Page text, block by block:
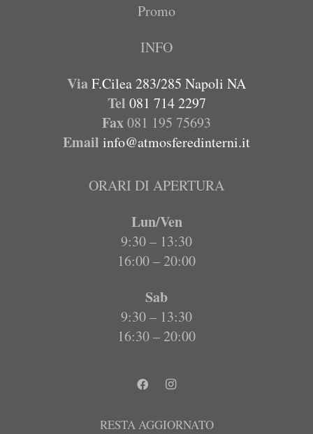
Promo
INFO
ViaF.Cilea 283/285 Napoli NA
Tel 081 714 2297
Fax081 195 75693
Email info@atmosferedinterni.it
ORARI DI APERTURA
Lun/Ven
9:30 – 13:30
16:00 – 20:00
Sab
9:30 – 13:30
16:30 – 20:00
RESTA AGGIORNATO